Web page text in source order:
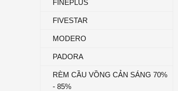
FINEPLUS
FIVESTAR
MODERO
PADORA
RÈM CẦU VỒNG CẢN SÁNG 70%
- 85%